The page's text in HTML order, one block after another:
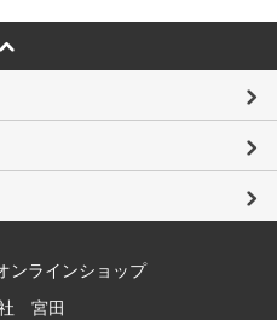
ンラインショップ
宮田